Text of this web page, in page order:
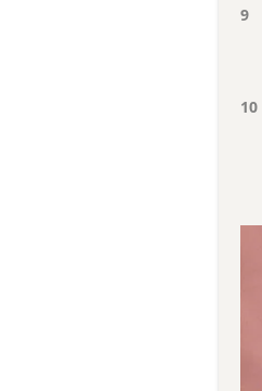
9
10